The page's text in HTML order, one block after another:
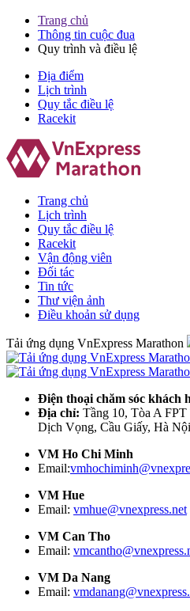
Trang chủ
Thông tin cuộc đua
Quy trình và điều lệ
Địa điểm
Lịch trình
Quy tắc điều lệ
Racekit
Trang chủ
Lịch trình
Quy tắc điều lệ
Racekit
Vận động viên
Đối tác
Tin tức
Thư viện ảnh
Điều khoản sử dụng
Tải ứng dụng VnExpress Marathon
Điện thoại chăm sóc khách
Địa chỉ: Tầng 10, Tòa A FPT
Dịch Vọng, Cầu Giấy, Hà Nội
VM Ho Chi Minh
Email:
VM Hue
Email: vmhue@vnexpress.net
VM Can Tho
Email:
VM Da Nang
Email: